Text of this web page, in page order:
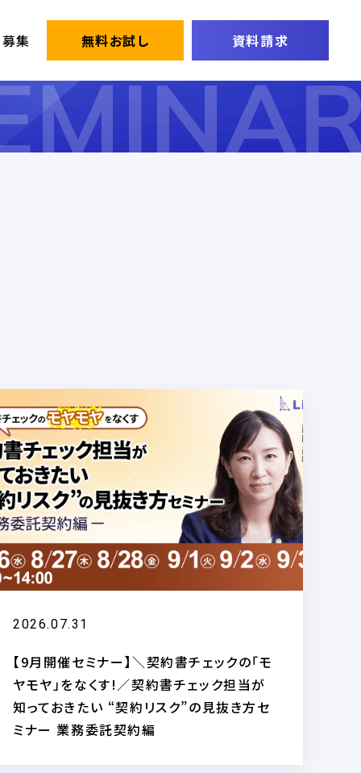
集 無料お試し 資料請求
2026.07.31
【9月開催セミナー】＼契約書チェックの「モ
ヤモヤ」をなくす!／契約書チェック担当が
知っておきたい “契約リスク”の見抜き方セ
ミナー 業務委託契約編